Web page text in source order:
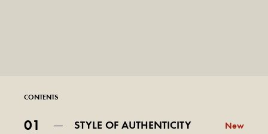
CONTENTS
01 STYLE OF AUTHENTICITY New